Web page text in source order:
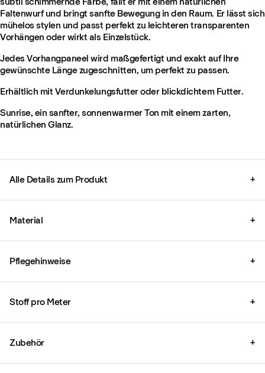
Faltenwurf und bringt sanfte Bewegung in den Raum. Er lässt sich
mühelos stylen und passt perfekt zu leichteren transparenten
Vorhängen oder wirkt als Einzelstück.
Jedes Vorhangpaneel wird maßgefertigt und exakt auf Ihre
gewünschte Länge zugeschnitten, um perfekt zu passen.
Erhältlich mit Verdunkelungsfutter oder blickdichtem Futter.
Sunrise, ein sanfter, sonnenwarmer Ton mit einem zarten,
natürlichen Glanz.
Alle Details zum Produkt +
Material +
Pflegehinweise +
Stoff pro Meter +
Zubehör +